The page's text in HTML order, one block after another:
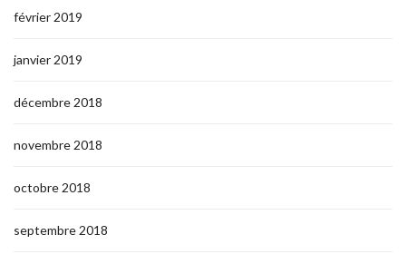
février 2019
janvier 2019
décembre 2018
novembre 2018
octobre 2018
septembre 2018